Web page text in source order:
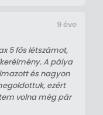
5 fős létszámot,
A pálya
és nagyon
ezért
volna még pár
9 éve